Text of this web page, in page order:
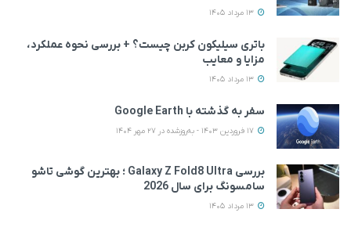
باتری سیلیکون کربن چیست؟ + بررسی نحوه عملکرد،
مزایا و معایب
سفر به گذشته با Google Earth
بررسی Galaxy Z Fold8 Ultra ؛ بهترین گوشی تاشو
سامسونگ برای سال 2026